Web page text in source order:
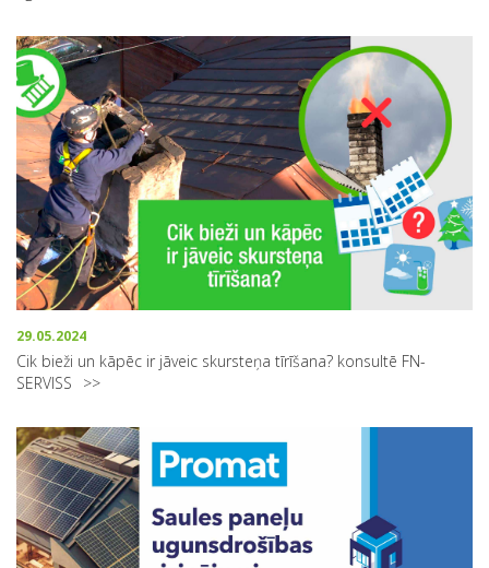
29.05.2024
Cik bieži un kāpēc ir jāveic skursteņa tīrīšana? konsultē FN-
SERVISS